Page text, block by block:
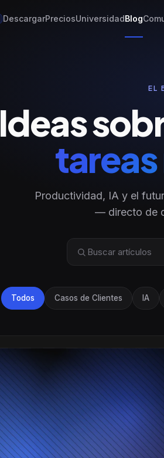
DescargarPreciosUniversidadBlog
EL
Ideas
Productividad, IA y el
— directo de
Todos Casos de Clientes IA